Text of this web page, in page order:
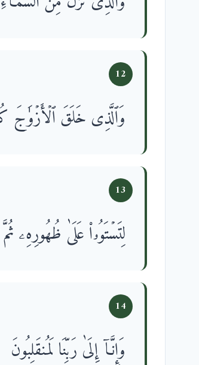
12
وَٱلَّذِی خَلَقَ ٱلۡأَزۡوَ ٰ⁠جَ
13
لِتَسۡتَوُۥا۟ عَلَىٰ ظُهُورِهِۦ
14
وَإِنَّاۤ إِلَىٰ رَبِّنَا لَمُنقَلِبُونَ